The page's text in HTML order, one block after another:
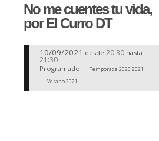
No me cuentes tu vida,
por El Curro DT
10/09/2021 desde 20:30 hasta
21:30
Programado
Temporada 2020 2021
Verano 2021